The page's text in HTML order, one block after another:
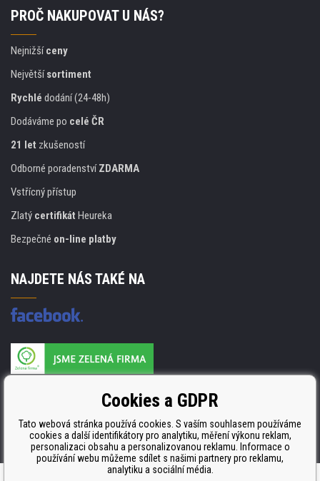
PROČ NAKUPOVAT U NÁS?
Nejnižšíceny
Největšísortiment
Rychlé dodání (24-48h)
Dodáváme po celé ČR
21 let zkušeností
Odborné poradenstvíZDARMA
Vstřícný přístup
Zlatý certifikát Heureka
Bezpečné on-line platby
NAJDETE NÁS TAKÉ NA
ISO 9001. ISO 14001 a STMC.Cookies a GDPR
Tato webová stránka používá cookies. S vaším souhlasem používáme
cookies a další identifikátory pro analytiku, měření výkonu reklam,
personalizaci obsahu a personalizovanou reklamu. Informace o
používání webu můžeme sdílet s našimi partnery pro reklamu,
analytiku a sociální média.